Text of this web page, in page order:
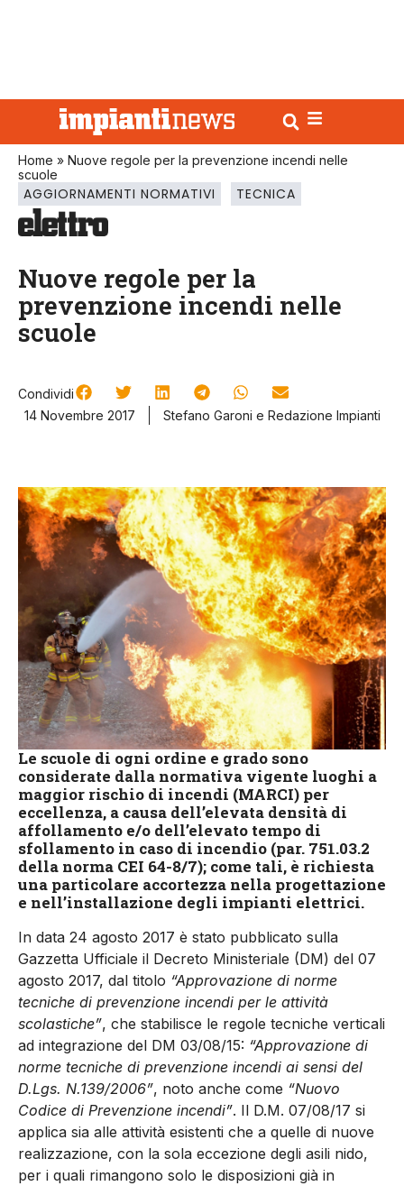
Home » Nuove regole per la prevenzione incendi nelle
scuole
AGGIORNAMENTI NORMATIVI TECNICA
Nuove regole per la
prevenzione incendi nelle
scuole
Condividi
14 Novembre 2017
Stefano Garoni e Redazione Impianti
Le scuole di ogni ordine e grado sono
considerate dalla normativa vigente luoghi a
maggior rischio di incendi (MARCI) per
eccellenza, a causa dell’elevata densità di
affollamento e/o dell’elevato tempo di
sfollamento in caso di incendio (par. 751.03.2
della norma CEI 64-8/7); come tali, è richiesta
una particolare accortezza nella progettazione
e nell’installazione degli impianti elettrici.
In data 24 agosto 2017 è stato pubblicato sulla
Gazzetta Ufficiale il Decreto Ministeriale (DM) del 07
agosto 2017, dal titolo “Approvazione di norme
tecniche di prevenzione incendi per le attività
scolastiche”, che stabilisce le regole tecniche verticali
ad integrazione del DM 03/08/15: “Approvazione di
norme tecniche di prevenzione incendi ai sensi del
D.Lgs. N.139/2006”, noto anche come “Nuovo
Codice di Prevenzione incendi”. Il D.M. 07/08/17 si
applica sia alle attività esistenti che a quelle di nuove
realizzazione, con la sola eccezione degli asili nido,
per i quali rimangono solo le disposizioni già in